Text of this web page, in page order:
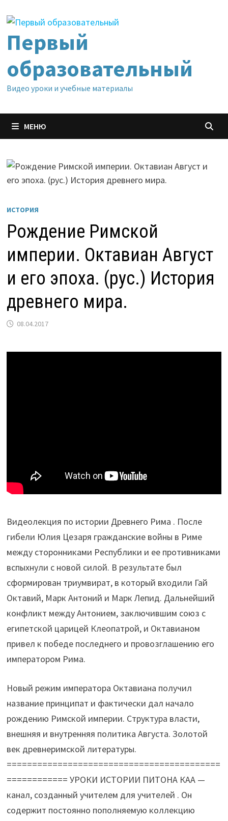
содержимому
Первый
образовательный
Видео уроки и учебные материалы
МЕНЮ
ИСТОРИЯ
Рождение Римской
империи. Октавиан Август
и его эпоха. (рус.) История
древнего мира.
08.04.2017
Видеолекция по истории Древнего Рима . После
гибели Юлия Цезаря гражданские войны в Риме
между сторонниками Республики и ее противниками
вспыхнули с новой силой. В результате был
сформирован триумвират, в который входили Гай
Октавий, Марк Антоний и Марк Лепид. Дальнейший
конфликт между Антонием, заключившим союз с
египетской царицей Клеопатрой, и Октавианом
привел к победе последнего и провозглашению его
императором Рима.
Новый режим императора Октавиана получил
название принципат и фактически дал начало
рождению Римской империи. Структура власти,
внешняя и внутренняя политика Августа. Золотой
век древнеримской литературы.
==========================================
============ УРОКИ ИСТОРИИ ПИТОНА КАА —
канал, созданный учителем для учителей . Он
содержит постоянно пополняемую коллекцию